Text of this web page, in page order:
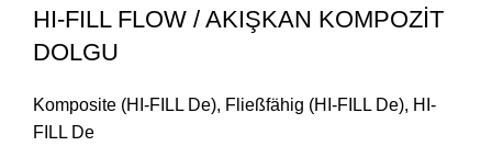
HI-FILL FLOW / AKIŞKAN KOMPOZİT
DOLGU
Komposite (HI-FILL De), Fließfähig (HI-FILL De), HI-
FILL De